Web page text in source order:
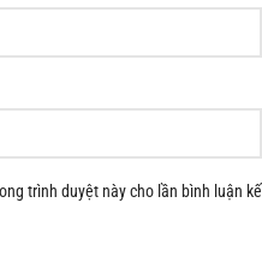
trình duyệt này cho lần bình luận kế